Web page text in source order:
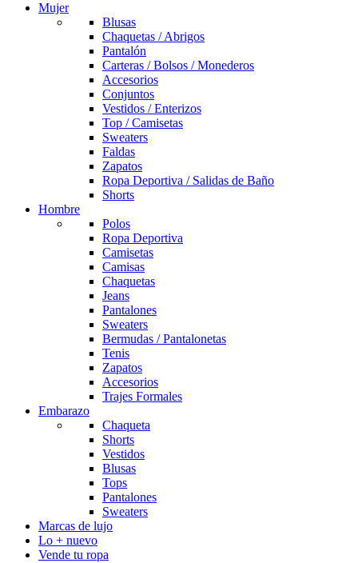
Mujer
Blusas
Chaquetas / Abrigos
Pantalón
Carteras / Bolsos / Monederos
Accesorios
Conjuntos
Vestidos / Enterizos
Top / Camisetas
Sweaters
Faldas
Zapatos
Ropa Deportiva / Salidas de Baño
Shorts
Hombre
Polos
Ropa Deportiva
Camisetas
Camisas
Chaquetas
Jeans
Pantalones
Sweaters
Bermudas / Pantalonetas
Tenis
Zapatos
Accesorios
Trajes Formales
Embarazo
Chaqueta
Shorts
Vestidos
Blusas
Tops
Pantalones
Sweaters
Marcas de lujo
Lo + nuevo
Vende tu ropa